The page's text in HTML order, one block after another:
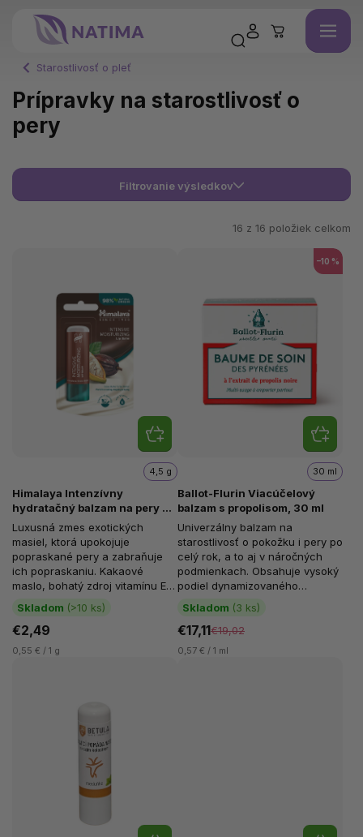
Starostlivosť o pleť
Prípravky na starostlivosť o
pery
Filtrovanie výsledkov
16 z 16 položiek celkom
Himalaya Intenzívny
hydratačný balzam na pery s
kakaovým maslom, 4.5 g
Skladom (>10 ks)
4,5 g
€2,49
0,55 € / 1 g
Luxusná zmes exotických
masiel, ktorá upokojuje
popraskané pery a zabraňuje
ich popraskaniu. Kakaové
maslo, bohatý zdroj vitamínu E,
upokojuje a hydratuje pery.
Maslo zo šorey...
–10 %
Ballot-Flurin Viacúčelový
balzam s propolisom, 30 ml
Skladom (3 ks)
30 ml
€17,11€19,02
0,57 € / 1 ml
Univerzálny balzam na
starostlivosť o pokožku i pery po
celý rok, a to aj v náročných
podmienkach. Obsahuje vysoký
podiel dynamizovaného
čierneho propolisu z
francúzskych...